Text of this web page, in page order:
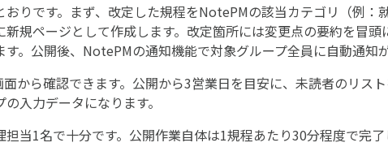
りです。まず、改定した規程をNotePMの該当カテゴリ（例：
規ページとして作成します。改定箇所には変更点の要約を冒
。公開後、NotePMの通知機能で対象グループ全員に自動通知が
から確認できます。公開から3営業日を目安に、未読者のリス
入力データになります。
当1名で十分です。公開作業自体は1規程あたり30分程度で完了